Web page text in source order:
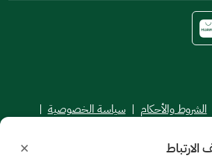
الشروط والأحكام | سياسة الخصوصية |
للجامعة السعودية الإلكترونية © 2026
×